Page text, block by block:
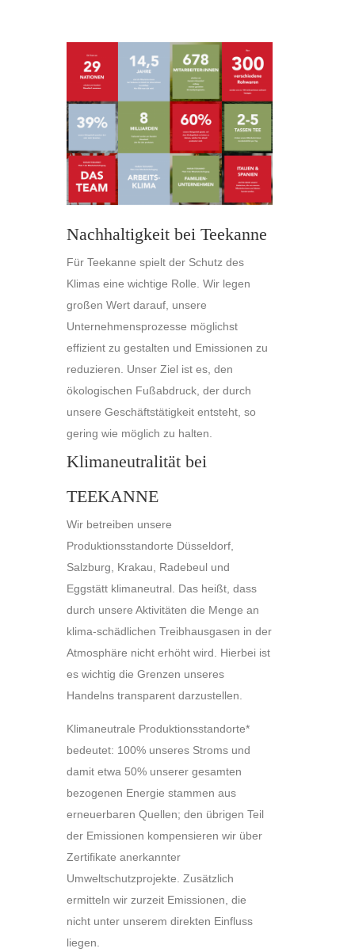
Nachhaltigkeit bei Teekanne
Für Teekanne spielt der Schutz des
Klimas eine wichtige Rolle. Wir legen
großen Wert darauf, unsere
Unternehmensprozesse möglichst
effizient zu gestalten und Emissionen zu
reduzieren. Unser Ziel ist es, den
ökologischen Fußabdruck, der durch
unsere Geschäftstätigkeit entsteht, so
gering wie möglich zu halten.
Klimaneutralität bei
TEEKANNE
Wir betreiben unsere
Produktionsstandorte Düsseldorf,
Salzburg, Krakau, Radebeul und
Eggstätt klimaneutral. Das heißt, dass
durch unsere Aktivitäten die Menge an
klima-schädlichen Treibhausgasen in der
Atmosphäre nicht erhöht wird. Hierbei ist
es wichtig die Grenzen unseres
Handelns transparent darzustellen.
Klimaneutrale Produktionsstandorte*
bedeutet: 100% unseres Stroms und
damit etwa 50% unserer gesamten
bezogenen Energie stammen aus
erneuerbaren Quellen; den übrigen Teil
der Emissionen kompensieren wir über
Zertifikate anerkannter
Umweltschutzprojekte. Zusätzlich
ermitteln wir zurzeit Emissionen, die
nicht unter unserem direkten Einfluss
liegen.